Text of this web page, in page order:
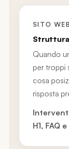
SITO WEB
Struttura
Quando
per troppi
cosa
risposta
H1, FAQ